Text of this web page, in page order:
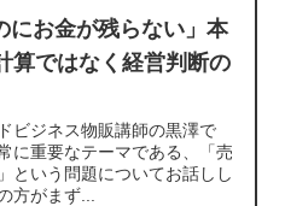
にお金が残らない」本
算ではなく経営判断の
ビジネス物販講師の黒澤で
に重要なテーマである、「売
という問題についてお話しし
方がまず...